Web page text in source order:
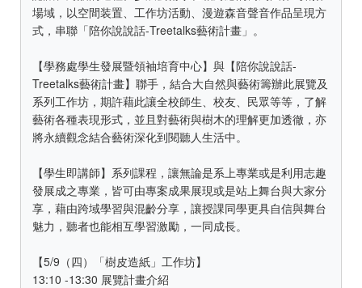
場域，以空間装置、工作坊活動、漫遊森音聲音作品呈現方
式，串聯「陪你說說話-Treetalks藝術計畫」。
【學務處學生發展暨領袖培育中心】與【陪你說說話-
Treetalks藝術計畫】聯手，結合大自然與藝術籌辦此展覽及
系列工作坊，期許藉此讓全校師生、校友、民眾等等，了解
藝術各種表現形式，並且對藝術與樹木的理解更加透徹，亦
將永續觀念結合藝術深化到閱聽人生活中。
【學生即講師】系列課程，讓無論是系上專業或是利用志趣
發展成之專業，皆可由專案成果展現或是站上舞台與大家分
享，藉由跨域學習與混齡分享，讓授課同學更具自信與舞台
魅力，聽者也能相互學習激勵，一同成長。
【5/9（四）「樹皮造紙」工作坊】
13:10 -13:30 展覽計畫介紹